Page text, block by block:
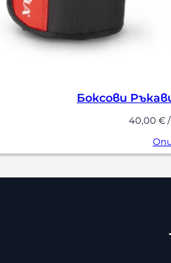
Боксови Ръкавици
80,00 €/